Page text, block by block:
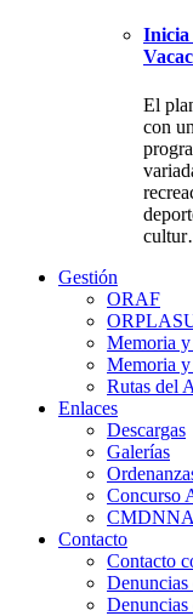
Inicia
El
con
Gestión
ORAF
Memoria
Memoria
Rutas del
Enlaces
Descargas
Galerías
Concurso
CMDNNA
Contacto
Contacto
Denuncias